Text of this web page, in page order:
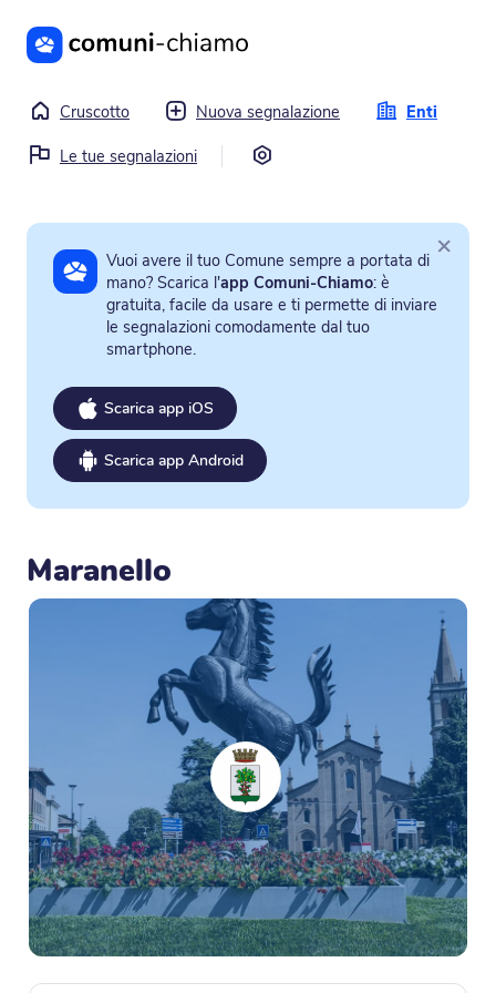
Vai al contenuto principale
Cruscotto Nuova segnalazione
Enti
Le tue segnalazioni
Vuoi avere il tuo Comune sempre a portata di
mano? Scarica l'app Comuni-Chiamo: è
gratuita, facile da usare e ti permette di inviare
le segnalazioni comodamente dal tuo
smartphone.
Scarica app iOS
Scarica app Android
×
Maranello